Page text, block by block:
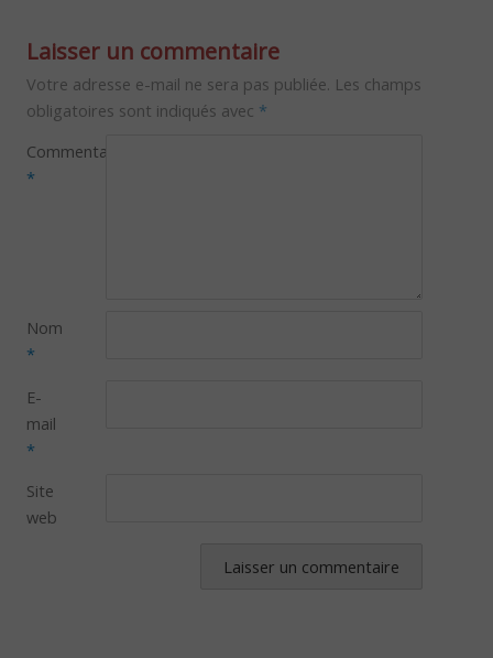
Laisser un commentaire
Votre adresse e-mail ne sera pas publiée. Les champs
obligatoires sont indiqués avec *
Commentaire
*
Nom
*
E-
mail
*
Site
web